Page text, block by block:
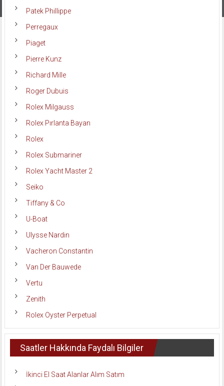
Patek Phillippe
Perregaux
Piaget
Pierre Kunz
Richard Mille
Roger Dubuis
Rolex Milgauss
Rolex Pırlanta Bayan
Rolex
Rolex Submariner
Rolex Yacht Master 2
Seiko
Tiffany & Co
U-Boat
Ulysse Nardin
Vacheron Constantin
Van Der Bauwede
Vertu
Zenith
Rolex Oyster Perpetual
Saatler Hakkında Faydalı Bilgiler
İkinci El Saat Alanlar Alım Satım